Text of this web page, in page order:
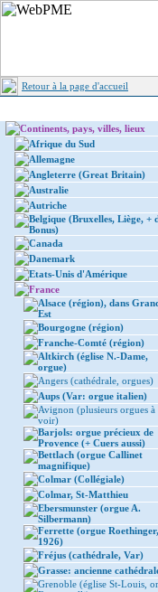
Retour à la page d'accueil
Continents, pays, villes, lieux
Afrique du Sud
Allemagne
Angleterre (Great Britain)
Australie
Autriche
Belgique (Bruxelles, Liège, +
Bonus)
Canada
Danemark
Etats-Unis d'Amérique
France
Alsace (région), dans
Est
Bourgogne (région)
Franche-Comté (région)
Altkirch (église N.-Dame,
orgue)
Angers (cathédrale, orgues)
Aups (Var: orgue italien)
Avignon (plusieurs orgues à
voir)
Barjols: orgue précieux de
Provence (+ Cuers aussi)
Bettlach (orgue Callinet
magnifique)
Colmar (Collégiale)
Colmar, St-Matthieu
Ebersmunster (orgue A.
Silbermann)
Ferrette (orgue Roethinger,
1926)
Fréjus (cathédrale, Var)
Grasse: ancienne
Grenoble (église St-Louis,